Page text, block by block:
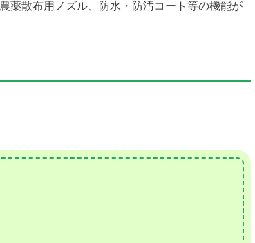
薬散布用ノズル、防水・防汚コート等の機能が